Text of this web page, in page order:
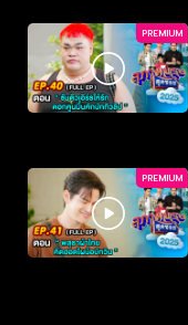
PREMIUM
PREMIUM